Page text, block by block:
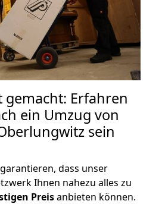
gemacht: Erfahren
ein Umzug von
sein
dass unser
Ihnen nahezu alles zu
Preisanbieten können.